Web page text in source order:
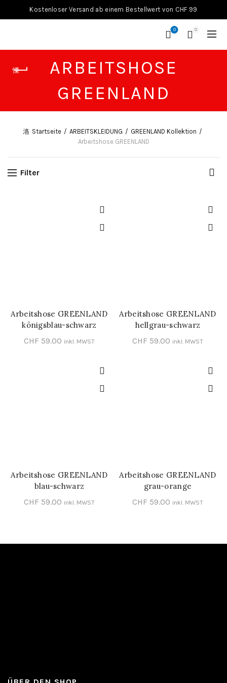
Kostenloser Versand ab einem Bestellwert von CHF 99
0 0
ARBEITSHOSE
GREENLAND
Startseite ARBEITSKLEIDUNG
GREENLAND Kollektion
Arbeitshose GREENLAND
Filter
SCHNELL-EINKAUF
Arbeitshose GREENLAND
königsblau-schwarz
CHF 59.00 inkl. MWST
SCHNELL-EINKAUF
Arbeitshose GREENLAND
hellgrau-schwarz
CHF 59.00 inkl. MWST
SCHNELL-EINKAUF
Arbeitshose GREENLAND
blau-schwarz
CHF 59.00 inkl. MWST
SCHNELL-EINKAUF
Arbeitshose GREENLAND
grau-orange
CHF 59.00 inkl. MWST